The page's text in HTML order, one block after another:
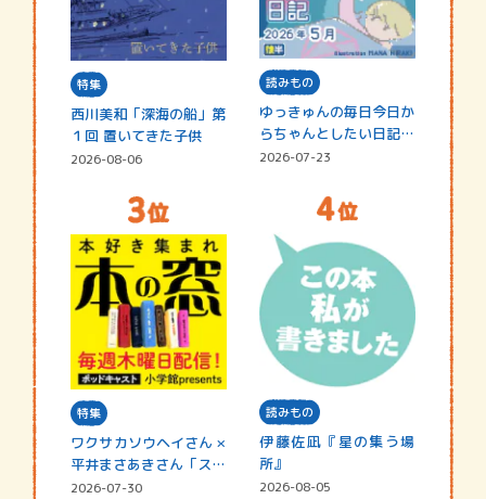
特集
西川美和「深海の船」第
１回 置いてきた子供
2026-08-06
読みもの
ゆっきゅんの毎日今日か
らちゃんとしたい日記
☆202…
2026-07-23
特集
ワクサカソウヘイさん ×
平井まさあきさん「スペ
シャ…
2026-07-30
読みもの
伊藤佐凪『星の集う場
所』
2026-08-05